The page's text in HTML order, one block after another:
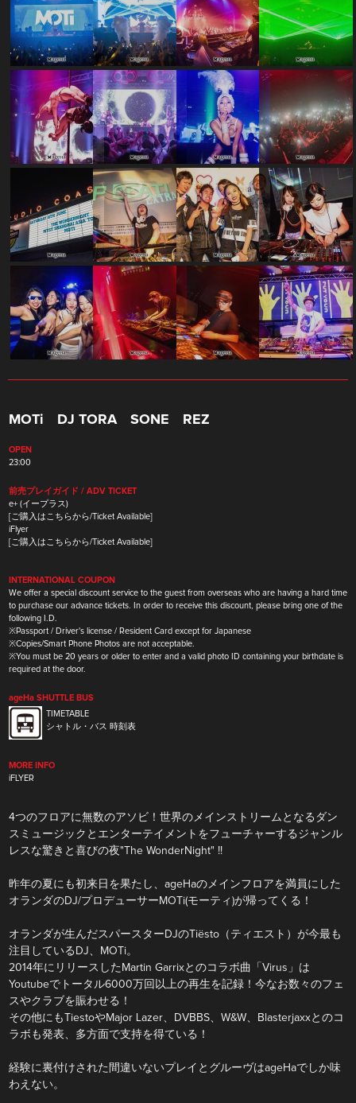
MOTi DJ TORA SONE REZ
OPEN
23:00
前売プレイガイド / ADV TICKET​
e+ (イープラス)
[ご購入はこちらから/Ticket Available]
iFlyer
[ご購入はこちらから/Ticket Available]
INTERNATIONAL COUPON
We offer a special discount service to the guest from overseas who are having a hard time
to purchase our advance tickets. In order to receive this discount, please bring one of the
following I.D.
※Passport / Driver's license / Resident Card except for Japanese
※Copies/Smart Phone Photos are not acceptable.
※You must be 20 years or older to enter and a valid photo ID containing your birthdate is
required at the door.
ageHa SHUTTLE BUS
TIMETABLE
シャトル・バス 時刻表
MORE INFO
iFLYER
4つのフロアに無数のアソビ！世界のメインストリームとなるダン
スミュージックとエンターテイメントをフューチャーするジャンル
レスな驚きと喜びの夜"The WonderNight" !!
昨年の夏にも初来日を果たし、ageHaのメインフロアを満員にした
オランダのDJ/プロデューサーMOTi(モーティ)が帰ってくる！
オランダが生んだスパースターDJのTiësto（ティエスト）が今最も
注目しているDJ、MOTi。
2014年にリリースしたMartin Garrixとのコラボ曲「Virus」は
Youtubeでトータル6000万回以上の再生を記録！今なお数々のフェ
スやクラブを賑わせる！
その他にもTiestoやMajor Lazer、DVBBS、W&W、Blasterjaxxとのコ
ラボも発表、多方面で支持を得ている！
経験に裏付けされた間違いないプレイとグルーヴはageHaでしか味
わえない。